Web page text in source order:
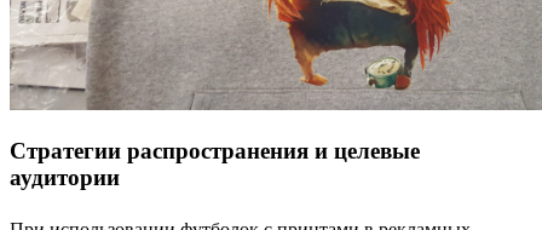
Стратегии распространения и целевые
аудитории